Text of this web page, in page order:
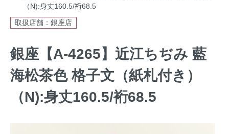
（N):身丈160.5/裄68.5
取扱店舗：銀座店
銀座【A-4265】近江ちぢみ 藍
海松茶色 格子文（紙札付き）
（N):身丈160.5/裄68.5